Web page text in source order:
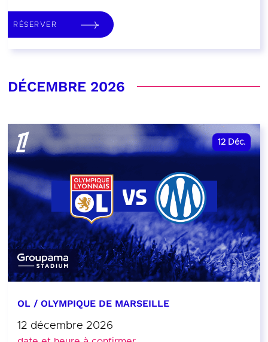
RÉSERVER
DÉCEMBRE 2026
12 Déc.
OL / OLYMPIQUE DE MARSEILLE
12 décembre 2026